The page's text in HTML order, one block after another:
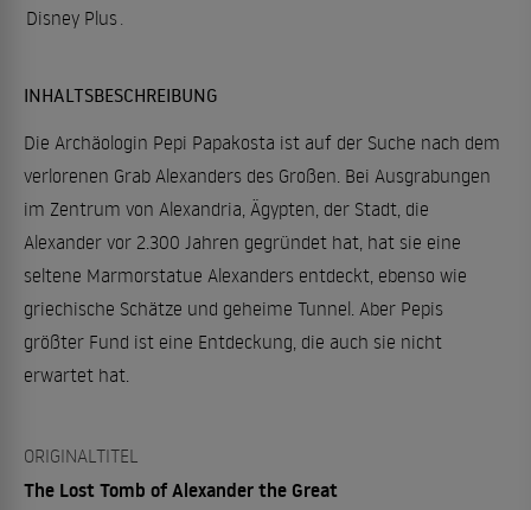
Disney Plus
INHALTSBESCHREIBUNG
Die Archäologin Pepi Papakosta ist auf der Suche nach dem
verlorenen Grab Alexanders des Großen. Bei Ausgrabungen
im Zentrum von Alexandria, Ägypten, der Stadt, die
Alexander vor 2.300 Jahren gegründet hat, hat sie eine
seltene Marmorstatue Alexanders entdeckt, ebenso wie
griechische Schätze und geheime Tunnel. Aber Pepis
größter Fund ist eine Entdeckung, die auch sie nicht
erwartet hat.
ORIGINALTITEL
The Lost Tomb of Alexander the Great